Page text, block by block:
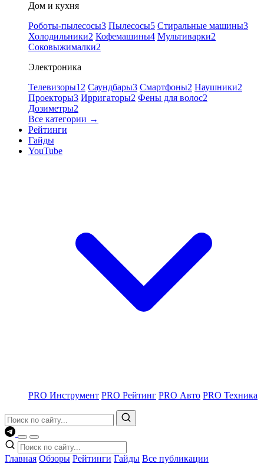
Дом и кухня
Роботы-пылесосы3 Пылесосы5 Стиральные машины3
Холодильники2 Кофемашины4 Мультиварки2
Соковыжималки2
Электроника
Телевизоры12 Саундбары3 Смартфоны2 Наушники2
Проекторы3 Ирригаторы2 Фены для волос2
Дозиметры2
Все категории →
Рейтинги
Гайды
YouTube
PRO Инструмент PRO Рейтинг PRO Авто PRO Техника
Главная Обзоры Рейтинги Гайды Все публикации